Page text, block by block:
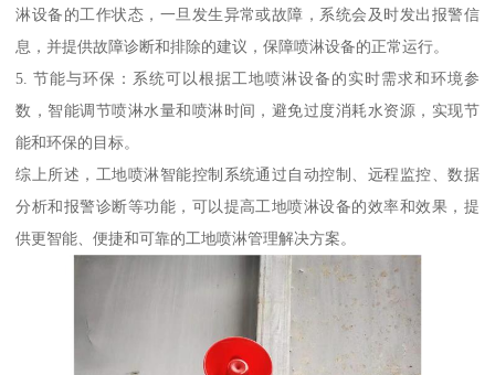
淋设备的工作状态，一旦发生异常或故障，系统会及时发出报警信
息，并提供故障诊断和排除的建议，保障喷淋设备的正常运行。
5. 节能与环保：系统可以根据工地喷淋设备的实时需求和环境参
数，智能调节喷淋水量和喷淋时间，避免过度消耗水资源，实现节
能和环保的目标。
综上所述，工地喷淋智能控制系统通过自动控制、远程监控、数据
分析和报警诊断等功能，可以提高工地喷淋设备的效率和效果，提
供更智能、便捷和可靠的工地喷淋管理解决方案。